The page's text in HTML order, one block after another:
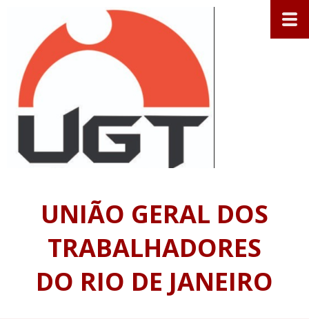
UNIÃO GERAL DOS
TRABALHADORES
DO RIO DE JANEIRO